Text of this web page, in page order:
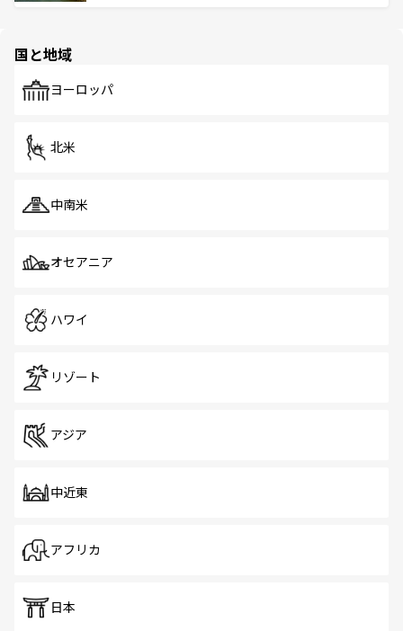
で、ホーカーズは地元の風情を楽しめる外せないスポット
国と地域
ヨーロッパ
北米
中南米
オセアニア
ハワイ
リゾート
アジア
中近東
アフリカ
日本